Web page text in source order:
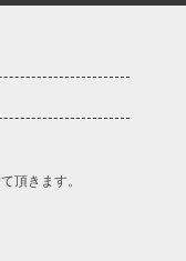
頂きます。